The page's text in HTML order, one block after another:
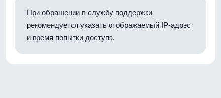
При обращении в службу поддержки
рекомендуется указать отображаемый IP-адрес
и время попытки доступа.